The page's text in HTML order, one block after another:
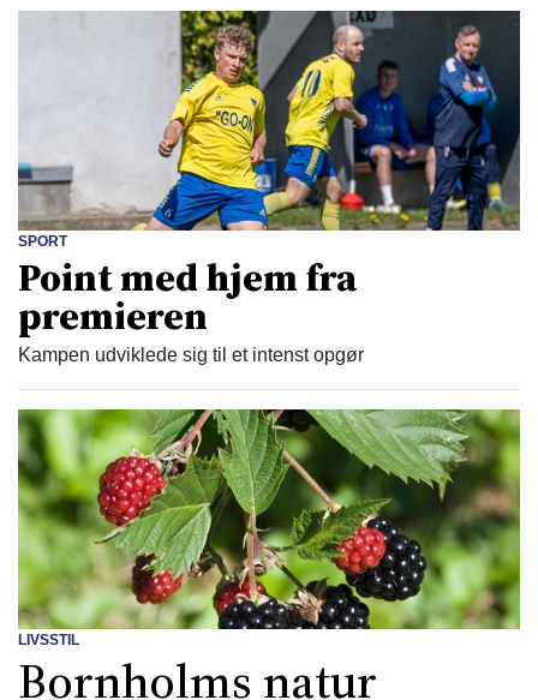
SPORT
Point med hjem fra
premieren
Kampen udviklede sig til et intenst opgør
LIVSSTIL
Bornholms natur